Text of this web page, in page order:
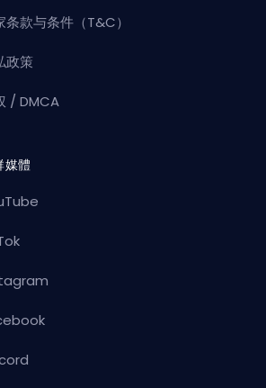
条款与条件（T&C）
政策
/ DMCA
媒體